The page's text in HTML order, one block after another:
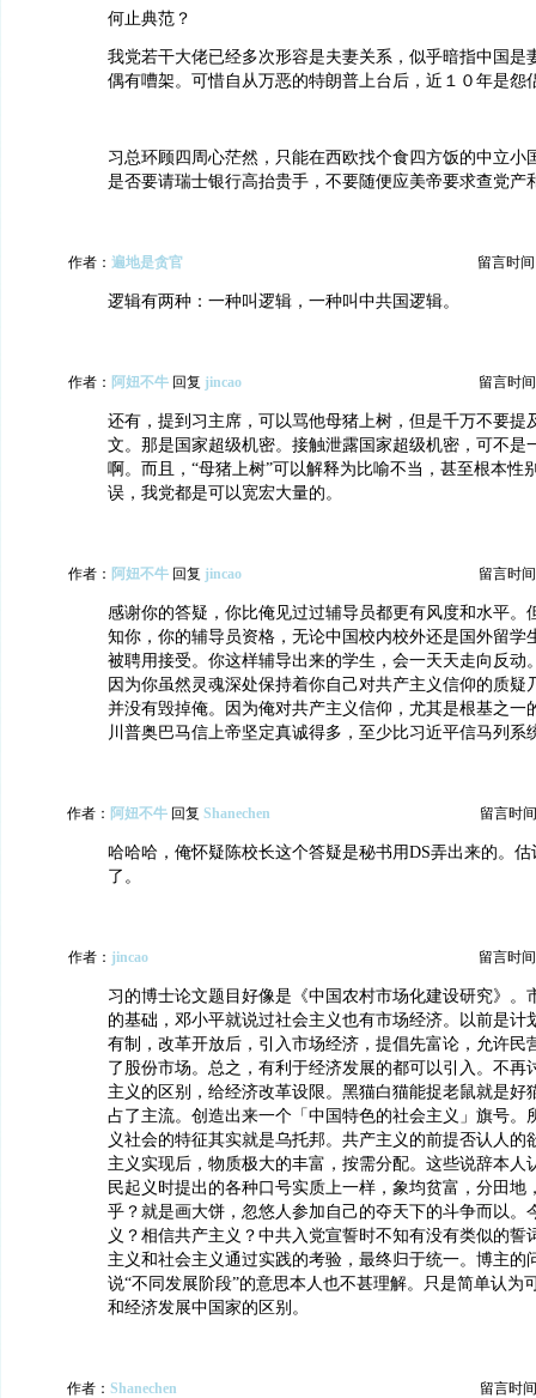
何止典范？
我党若干大佬已经多次形容是夫妻关系，似乎暗指中国是
偶有嘈架。可惜自从万恶的特朗普上台后，近１０年是怨
习总环顾四周心茫然，只能在西欧找个食四方饭的中立小
是否要请瑞士银行高抬贵手，不要随便应美帝要求查党产
作者： 遍地是贪官 留言时间
逻辑有两种：一种叫逻辑，一种叫中共国逻辑。
作者： 阿妞不牛 回复 jincao 留言时
还有，提到习主席，可以骂他母猪上树，但是千万不要提
文。那是国家超级机密。接触泄露国家超级机密，可不是
啊。而且，“母猪上树”可以解释为比喻不当，甚至根本性
误，我党都是可以宽宏大量的。
作者： 阿妞不牛 回复 jincao 留言时
感谢你的答疑，你比俺见过过辅导员都更有风度和水平。
知你，你的辅导员资格，无论中国校内校外还是国外留学
被聘用接受。你这样辅导出来的学生，会一天天走向反动
因为你虽然灵魂深处保持着你自己对共产主义信仰的质疑
并没有毁掉俺。因为俺对共产主义信仰，尤其是根基之一
川普奥巴马信上帝坚定真诚得多，至少比习近平信马列系
作者： 阿妞不牛 回复 Shanechen 留言时
哈哈哈，俺怀疑陈校长这个答疑是秘书用DS弄出来的。
了。
作者： jincao 留言时
习的博士论文题目好像是《中国农村市场化建设研究》。
的基础，邓小平就说过社会主义也有市场经济。以前是计
有制，改革开放后，引入市场经济，提倡先富论，允许民
了股份市场。总之，有利于经济发展的都可以引入。不再
主义的区别，给经济改革设限。黑猫白猫能捉老鼠就是好
占了主流。创造出来一个「中国特色的社会主义」旗号。
义社会的特征其实就是乌托邦。共产主义的前提否认人的
主义实现后，物质极大的丰富，按需分配。这些说辞本人
民起义时提出的各种口号实质上一样，象均贫富，分田地
乎？就是画大饼，忽悠人参加自己的夺天下的斗争而以。
义？相信共产主义？中共入党宣誓时不知有没有类似的誓
主义和社会主义通过实践的考验，最终归于统一。博主的
说“不同发展阶段”的意思本人也不甚理解。只是简单认为
和经济发展中国家的区别。
作者： Shanechen 留言时